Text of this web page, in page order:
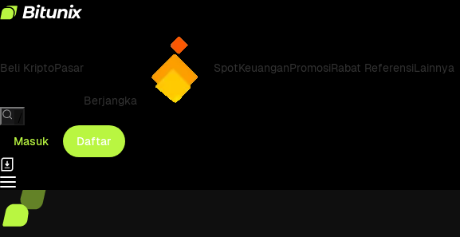
Beli KriptoPasar
Berjangka
SpotKeuanganPromosiRabat ReferensiLainnya
Masuk
Daftar